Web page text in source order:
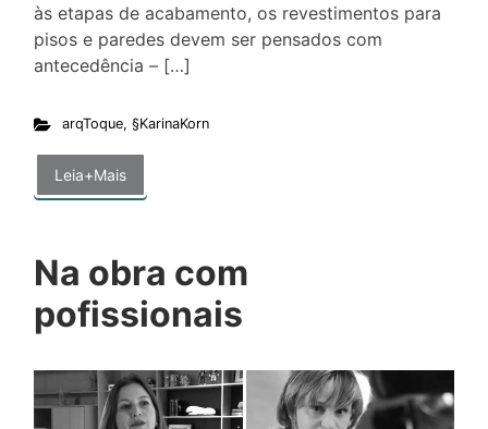
às etapas de acabamento, os revestimentos para
pisos e paredes devem ser pensados com
antecedência – […]
arqToque, §KarinaKorn
Leia+Mais
Na obra com
pofissionais